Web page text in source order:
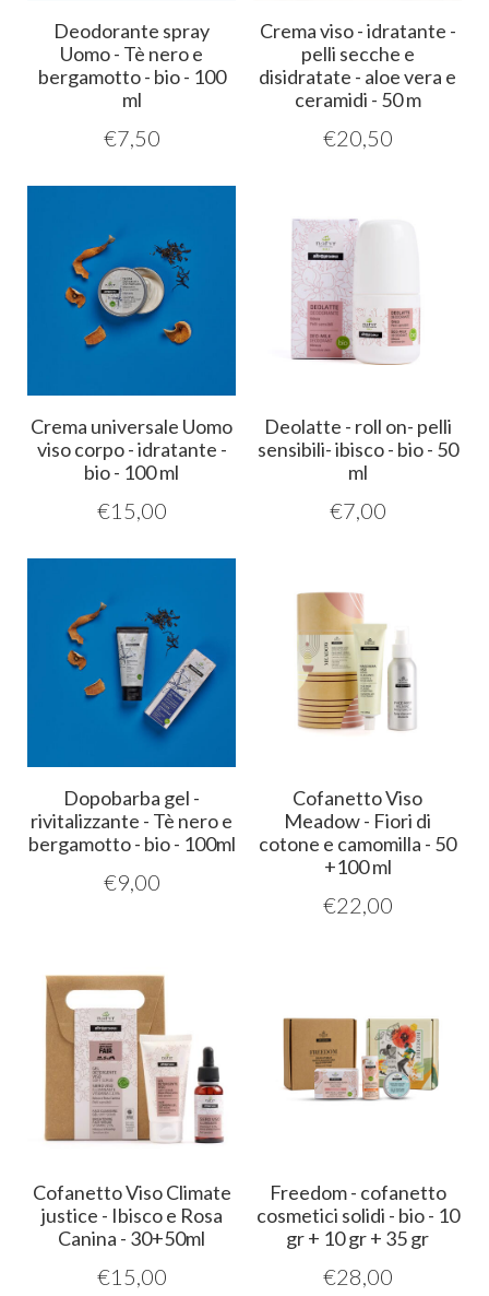
Deodorante spray
Uomo - Tè nero e
bergamotto - bio - 100
ml
€7,50
Crema viso - idratante -
pelli secche e
disidratate - aloe vera e
ceramidi - 50 m
€20,50
Crema universale Uomo
viso corpo - idratante -
bio - 100 ml
€15,00
Deolatte - roll on- pelli
sensibili- ibisco - bio - 50
ml
€7,00
Dopobarba gel -
rivitalizzante - Tè nero e
bergamotto - bio - 100ml
€9,00
Cofanetto Viso
Meadow - Fiori di
cotone e camomilla - 50
+100 ml
€22,00
Cofanetto Viso Climate
justice - Ibisco e Rosa
Canina - 30+50ml
€15,00
Freedom - cofanetto
cosmetici solidi - bio - 10
gr + 10 gr + 35 gr
€28,00